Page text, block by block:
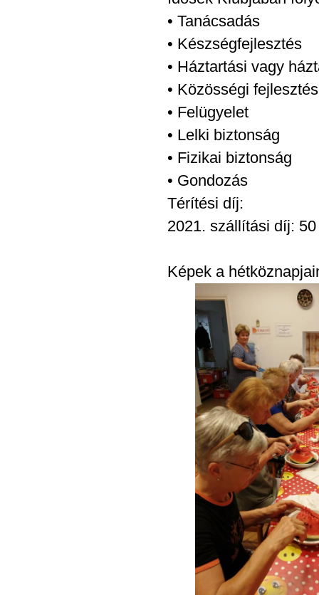
• Tanácsadás
• Készségfejlesztés
• Háztartási vagy
• Közösségi fejlesztés
• Felügyelet
• Lelki biztonság
• Fizikai biztonság
• Gondozás
Térítési díj:
2021. szállítási díj:
Képek a